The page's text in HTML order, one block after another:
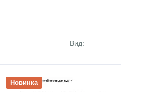
Вид:
Новинка
Открыть товар